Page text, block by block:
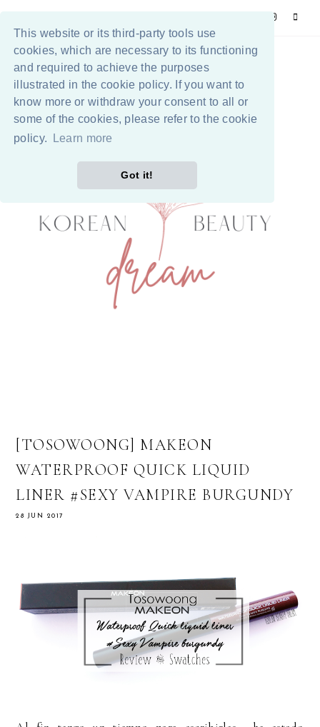
This website or its third-party tools use
cookies, which are necessary to its functioning
and required to achieve the purposes
illustrated in the cookie policy. If you want to
know more or withdraw your consent to all or
some of the cookies, please refer to the cookie
policy.
Learn more
Got it!
[TOSOWOONG] MAKEON
WATERPROOF QUICK LIQUID
LINER #SEXY VAMPIRE BURGUNDY
28 JUN 2017